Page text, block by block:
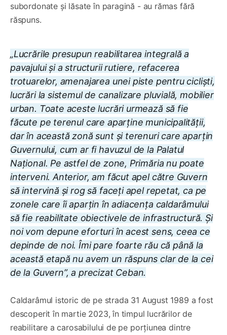
subordonate și lăsate în paragină - au rămas fără
răspuns.
„Lucrările presupun reabilitarea integrală a
pavajului și a structurii rutiere, refacerea
trotuarelor, amenajarea unei piste pentru cicliști,
lucrări la sistemul de canalizare pluvială, mobilier
urban. Toate aceste lucrări urmează să fie
făcute pe terenul care aparține municipalității,
dar în această zonă sunt și terenuri care aparțin
Guvernului, cum ar fi havuzul de la Palatul
Național. Pe astfel de zone, Primăria nu poate
interveni. Anterior, am făcut apel către Guvern
să intervină și rog să faceți apel repetat, ca pe
zonele care îi aparțin în adiacența caldarâmului
să fie reabilitate obiectivele de infrastructură. Și
noi vom depune eforturi în acest sens, ceea ce
depinde de noi. Îmi pare foarte rău că până la
această etapă nu avem un răspuns clar de la cei
de la Guvern”, a precizat Ceban.
Caldarâmul istoric de pe strada 31 August 1989 a fost
descoperit în martie 2023, în timpul lucrărilor de
reabilitare a carosabilului de pe porțiunea dintre